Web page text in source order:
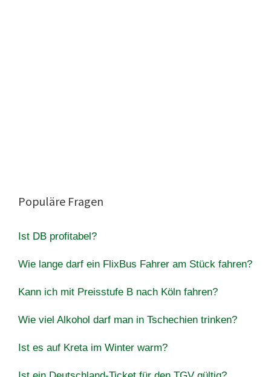
Populäre Fragen
Ist DB profitabel?
Wie lange darf ein FlixBus Fahrer am Stück fahren?
Kann ich mit Preisstufe B nach Köln fahren?
Wie viel Alkohol darf man in Tschechien trinken?
Ist es auf Kreta im Winter warm?